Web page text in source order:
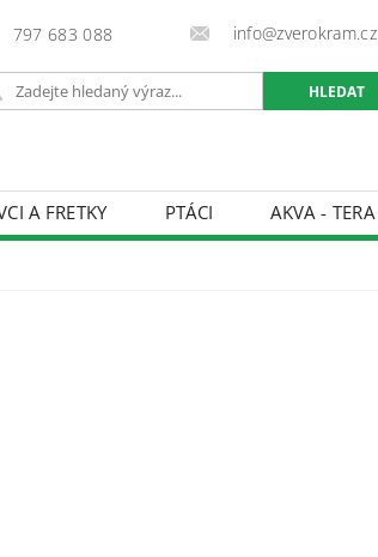
797 683 088 info@zverokram.cz
A FRETKY PTÁCI AKVA - TERA